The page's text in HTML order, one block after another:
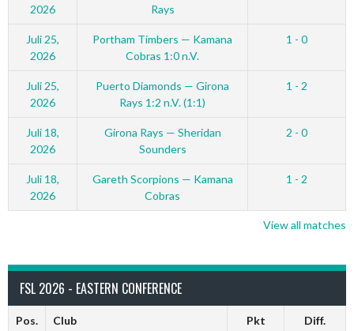
2026
Rays
Juli 25,
2026
Portham Timbers — Kamana
Cobras 1:0 n.V.
1 - 0
Juli 25,
2026
Puerto Diamonds — Girona
Rays 1:2 n.V. (1:1)
1 - 2
Juli 18,
2026
Girona Rays — Sheridan
Sounders
2 - 0
Juli 18,
2026
Gareth Scorpions — Kamana
Cobras
1 - 2
View all matches
FSL 2026 - EASTERN CONFERENCE
Pos. Club Pkt Diff.